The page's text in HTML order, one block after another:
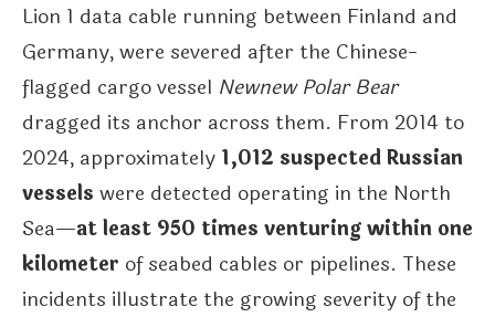
Lion 1 data cable running between Finland and
Germany, were severed after the Chinese-
flagged cargo vessel Newnew Polar Bear
dragged its anchor across them. From 2014 to
2024, approximately 1,012 suspected Russian
vessels were detected operating in the North
Sea—at least 950 times venturing within one
kilometer of seabed cables or pipelines. These
incidents illustrate the growing severity of the